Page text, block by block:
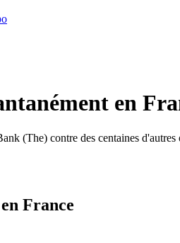
en
(The) contre des centaines
France